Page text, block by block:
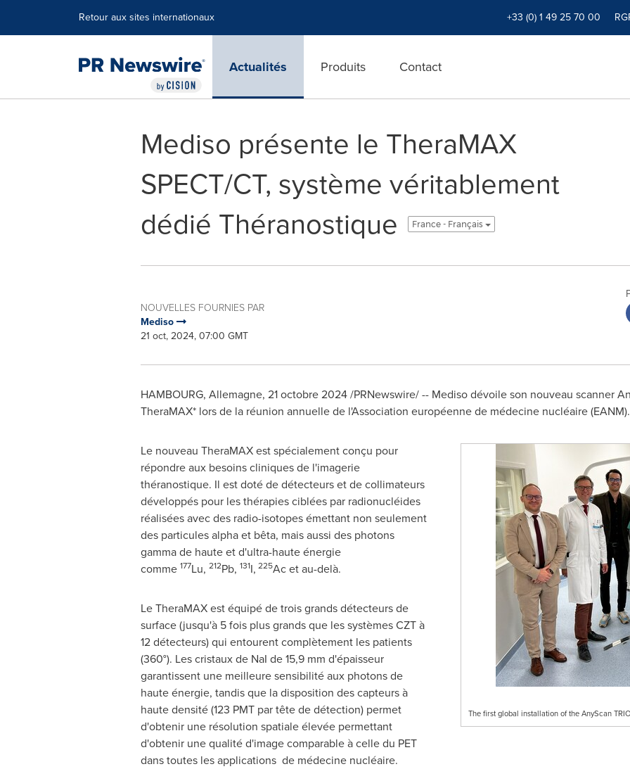
Retour aux sites internationaux +33 (0) 1 49 25 70 00
Actualités Produits Contact
Mediso présente le TheraMAX
SPECT/CT, système véritablement
dédié Théranostique
France - Français
NOUVELLES FOURNIES PAR
Mediso
21 oct, 2024, 07:00 GMT
HAMBOURG, Allemagne, 21 octobre 2024/PRNewswire/ -- Mediso dévoile son nouveau scanner
TheraMAX* lors de la réunion annuelle de l'Association européenne de médecine nucléaire (EANM).
The first global installation of the AnyScan
Le nouveau TheraMAX est spécialement conçu pour
répondre aux besoins cliniques de l'imagerie
théranostique. Il est doté de détecteurs et de collimateurs
développés pour les thérapies ciblées par radionucléides
réalisées avec des radio-isotopes émettant non seulement
des particules alpha et bêta, mais aussi des photons
gamma de haute et d'ultra-haute énergie
comme 177Lu, 212Pb, 131I, 225Ac et au-delà.
Le TheraMAX est équipé de trois grands détecteurs de
surface (jusqu'à 5 fois plus grands que les systèmes CZT à
12 détecteurs) qui entourent complètement les patients
(360°). Les cristaux de NaI de15,9 mm d'épaisseur
garantissent une meilleure sensibilité aux photons de
haute énergie, tandis que la disposition des capteurs à
haute densité (123 PMT par tête de détection) permet
d'obtenir une résolution spatiale élevée permettant
d'obtenir une qualité d'image comparable à celle du PET
dans toutes les applications de médecine nucléaire.